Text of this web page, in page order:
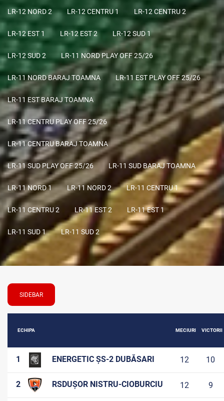
LR-12 NORD 2 LR-12 CENTRU 1 LR-12 CENTRU 2
LR-12 EST 1 LR-12 EST 2 LR-12 SUD 1
LR-12 SUD 2 LR-11 NORD PLAY OFF 25/26
LR-11 NORD BARAJ TOAMNA LR-11 EST PLAY OFF 25/26
LR-11 EST BARAJ TOAMNA
LR-11 CENTRU PLAY OFF 25/26
LR-11 CENTRU BARAJ TOAMNA
LR-11 SUD PLAY OFF 25/26 LR-11 SUD BARAJ TOAMNA
LR-11 NORD 1 LR-11 NORD 2 LR-11 CENTRU 1
LR-11 CENTRU 2 LR-11 EST 2 LR-11 EST 1
LR-11 SUD 1 LR-11 SUD 2
SIDEBAR
ECHIPA MECIURI VICTORII
1 ENERGETIC ȘS-2 DUBĂSARI 12 10
2 RSDUȘOR NISTRU-CIOBURCIU 12 9